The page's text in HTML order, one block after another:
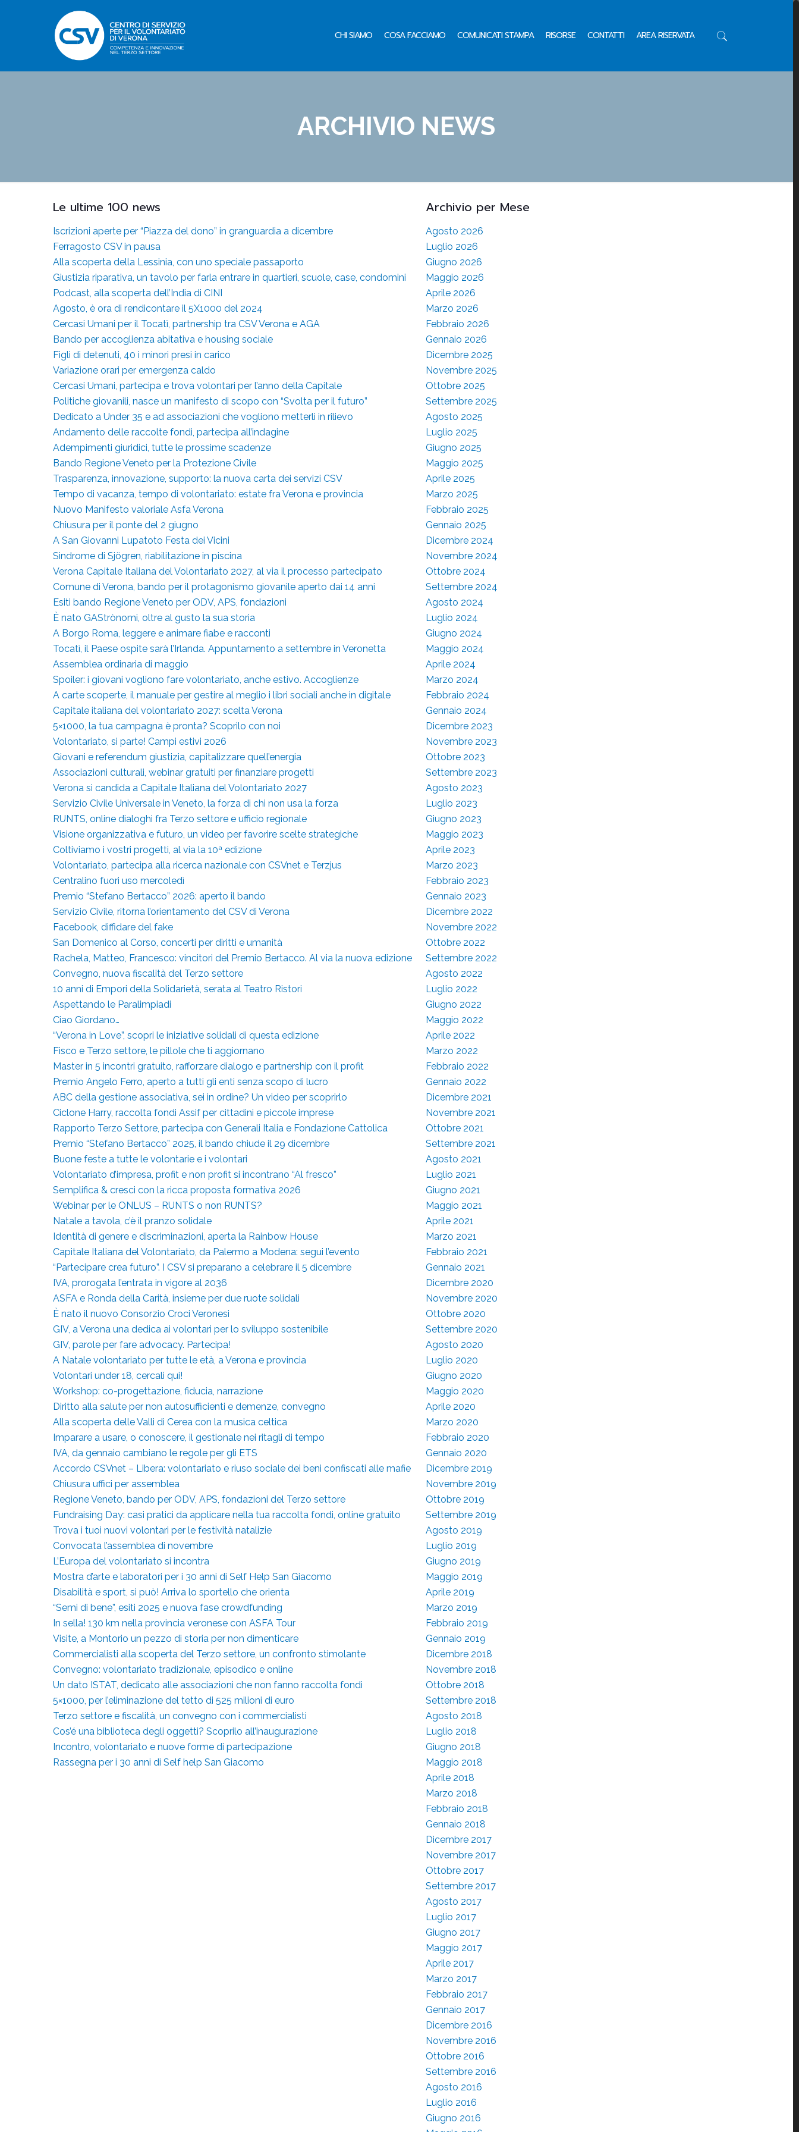
CHI SIAMO COSA FACCIAMO COMUNICATI STAMPA RISORSE CONTATTI AREA RISERVATA
ARCHIVIO NEWS
Le ultime 100 news
Iscrizioni aperte per “Piazza del dono” in granguardia a dicembre
Ferragosto CSV in pausa
Alla scoperta della Lessinia, con uno speciale passaporto
Giustizia riparativa, un tavolo per farla entrare in quartieri, scuole, case, condomini
Podcast, alla scoperta dell’India di CINI
Agosto, è ora di rendicontare il 5X1000 del 2024
Cercasi Umani per il Tocatì, partnership tra CSV Verona e AGA
Bando per accoglienza abitativa e housing sociale
Figli di detenuti, 40 i minori presi in carico
Variazione orari per emergenza caldo
Cercasi Umani, partecipa e trova volontari per l’anno della Capitale
Politiche giovanili, nasce un manifesto di scopo con “Svolta per il futuro”
Dedicato a Under 35 e ad associazioni che vogliono metterli in rilievo
Andamento delle raccolte fondi, partecipa all’indagine
Adempimenti giuridici, tutte le prossime scadenze
Bando Regione Veneto per la Protezione Civile
Trasparenza, innovazione, supporto: la nuova carta dei servizi CSV
Tempo di vacanza, tempo di volontariato: estate fra Verona e provincia
Nuovo Manifesto valoriale Asfa Verona
Chiusura per il ponte del 2 giugno
A San Giovanni Lupatoto Festa dei Vicini
Sindrome di Sjögren, riabilitazione in piscina
Verona Capitale Italiana del Volontariato 2027, al via il processo partecipato
Comune di Verona, bando per il protagonismo giovanile aperto dai 14 anni
Esiti bando Regione Veneto per ODV, APS, fondazioni
È nato GAStrònomi, oltre al gusto la sua storia
A Borgo Roma, leggere e animare fiabe e racconti
Tocatì, il Paese ospite sarà l’Irlanda. Appuntamento a settembre in Veronetta
Assemblea ordinaria di maggio
Spoiler: i giovani vogliono fare volontariato, anche estivo. Accoglienze
A carte scoperte, il manuale per gestire al meglio i libri sociali anche in digitale
Capitale italiana del volontariato 2027: scelta Verona
5×1000, la tua campagna è pronta? Scoprilo con noi
Volontariato, si parte! Campi estivi 2026
Giovani e referendum giustizia, capitalizzare quell’energia
Associazioni culturali, webinar gratuiti per finanziare progetti
Verona si candida a Capitale Italiana del Volontariato 2027
Servizio Civile Universale in Veneto, la forza di chi non usa la forza
RUNTS, online dialoghi fra Terzo settore e ufficio regionale
Visione organizzativa e futuro, un video per favorire scelte strategiche
Coltiviamo i vostri progetti, al via la 10ª edizione
Volontariato, partecipa alla ricerca nazionale con CSVnet e Terzjus
Centralino fuori uso mercoledì
Premio “Stefano Bertacco” 2026: aperto il bando
Servizio Civile, ritorna l’orientamento del CSV di Verona
Facebook, diffidare del fake
San Domenico al Corso, concerti per diritti e umanità
Rachela, Matteo, Francesco: vincitori del Premio Bertacco. Al via la nuova edizione
Convegno, nuova fiscalità del Terzo settore
10 anni di Empori della Solidarietà, serata al Teatro Ristori
Aspettando le Paralimpiadi
Ciao Giordano…
“Verona in Love”, scopri le iniziative solidali di questa edizione
Fisco e Terzo settore, le pillole che ti aggiornano
Master in 5 incontri gratuito, rafforzare dialogo e partnership con il profit
Premio Angelo Ferro, aperto a tutti gli enti senza scopo di lucro
ABC della gestione associativa, sei in ordine? Un video per scoprirlo
Ciclone Harry, raccolta fondi Assif per cittadini e piccole imprese
Rapporto Terzo Settore, partecipa con Generali Italia e Fondazione Cattolica
Premio “Stefano Bertacco” 2025, il bando chiude il 29 dicembre
Buone feste a tutte le volontarie e i volontari
Volontariato d’impresa, profit e non profit si incontrano “Al fresco”
Semplifica & cresci con la ricca proposta formativa 2026
Webinar per le ONLUS – RUNTS o non RUNTS?
Natale a tavola, c’è il pranzo solidale
Identità di genere e discriminazioni, aperta la Rainbow House
Capitale Italiana del Volontariato, da Palermo a Modena: segui l’evento
“Partecipare crea futuro”. I CSV si preparano a celebrare il 5 dicembre
IVA, prorogata l’entrata in vigore al 2036
ASFA e Ronda della Carità, insieme per due ruote solidali
È nato il nuovo Consorzio Croci Veronesi
GIV, a Verona una dedica ai volontari per lo sviluppo sostenibile
GIV, parole per fare advocacy. Partecipa!
A Natale volontariato per tutte le età, a Verona e provincia
Volontari under 18, cercali qui!
Workshop: co-progettazione, fiducia, narrazione
Diritto alla salute per non autosufficienti e demenze, convegno
Alla scoperta delle Valli di Cerea con la musica celtica
Imparare a usare, o conoscere, il gestionale nei ritagli di tempo
IVA, da gennaio cambiano le regole per gli ETS
Accordo CSVnet – Libera: volontariato e riuso sociale dei beni confiscati alle mafie
Chiusura uffici per assemblea
Regione Veneto, bando per ODV, APS, fondazioni del Terzo settore
Fundraising Day: casi pratici da applicare nella tua raccolta fondi, online gratuito
Trova i tuoi nuovi volontari per le festività natalizie
Convocata l’assemblea di novembre
L’Europa del volontariato si incontra
Mostra d’arte e laboratori per i 30 anni di Self Help San Giacomo
Disabilità e sport, si può! Arriva lo sportello che orienta
“Semi di bene”, esiti 2025 e nuova fase crowdfunding
In sella! 130 km nella provincia veronese con ASFA Tour
Visite, a Montorio un pezzo di storia per non dimenticare
Commercialisti alla scoperta del Terzo settore, un confronto stimolante
Convegno: volontariato tradizionale, episodico e online
Un dato ISTAT, dedicato alle associazioni che non fanno raccolta fondi
5×1000, per l’eliminazione del tetto di 525 milioni di euro
Terzo settore e fiscalità, un convegno con i commercialisti
Cos’é una biblioteca degli oggetti? Scoprilo all’inaugurazione
Incontro, volontariato e nuove forme di partecipazione
Rassegna per i 30 anni di Self help San Giacomo
Archivio per Mese
Agosto 2026
Luglio 2026
Giugno 2026
Maggio 2026
Aprile 2026
Marzo 2026
Febbraio 2026
Gennaio 2026
Dicembre 2025
Novembre 2025
Ottobre 2025
Settembre 2025
Agosto 2025
Luglio 2025
Giugno 2025
Maggio 2025
Aprile 2025
Marzo 2025
Febbraio 2025
Gennaio 2025
Dicembre 2024
Novembre 2024
Ottobre 2024
Settembre 2024
Agosto 2024
Luglio 2024
Giugno 2024
Maggio 2024
Aprile 2024
Marzo 2024
Febbraio 2024
Gennaio 2024
Dicembre 2023
Novembre 2023
Ottobre 2023
Settembre 2023
Agosto 2023
Luglio 2023
Giugno 2023
Maggio 2023
Aprile 2023
Marzo 2023
Febbraio 2023
Gennaio 2023
Dicembre 2022
Novembre 2022
Ottobre 2022
Settembre 2022
Agosto 2022
Luglio 2022
Giugno 2022
Maggio 2022
Aprile 2022
Marzo 2022
Febbraio 2022
Gennaio 2022
Dicembre 2021
Novembre 2021
Ottobre 2021
Settembre 2021
Agosto 2021
Luglio 2021
Giugno 2021
Maggio 2021
Aprile 2021
Marzo 2021
Febbraio 2021
Gennaio 2021
Dicembre 2020
Novembre 2020
Ottobre 2020
Settembre 2020
Agosto 2020
Luglio 2020
Giugno 2020
Maggio 2020
Aprile 2020
Marzo 2020
Febbraio 2020
Gennaio 2020
Dicembre 2019
Novembre 2019
Ottobre 2019
Settembre 2019
Agosto 2019
Luglio 2019
Giugno 2019
Maggio 2019
Aprile 2019
Marzo 2019
Febbraio 2019
Gennaio 2019
Dicembre 2018
Novembre 2018
Ottobre 2018
Settembre 2018
Agosto 2018
Luglio 2018
Giugno 2018
Maggio 2018
Aprile 2018
Marzo 2018
Febbraio 2018
Gennaio 2018
Dicembre 2017
Novembre 2017
Ottobre 2017
Settembre 2017
Agosto 2017
Luglio 2017
Giugno 2017
Maggio 2017
Aprile 2017
Marzo 2017
Febbraio 2017
Gennaio 2017
Dicembre 2016
Novembre 2016
Ottobre 2016
Settembre 2016
Agosto 2016
Luglio 2016
Giugno 2016